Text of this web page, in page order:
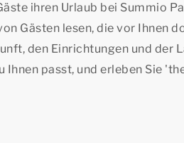
ihren Urlaub bei Summio
Gästen lesen, die vor Ihnen
den Einrichtungen und der
Ihnen passt, und erleben Sie